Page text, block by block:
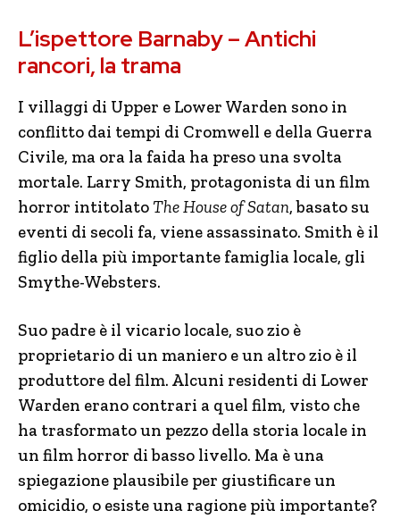
L’ispettore Barnaby – Antichi
rancori, la trama
I villaggi di Upper e Lower Warden sono in
conflitto dai tempi di Cromwell e della Guerra
Civile, ma ora la faida ha preso una svolta
mortale. Larry Smith, protagonista di un film
horror intitolatoThe House of Satan, basato su
eventi di secoli fa, viene assassinato. Smith è il
figlio della più importante famiglia locale, gli
Smythe-Websters.
Suo padre è il vicario locale, suo zio è
proprietario di un maniero e un altro zio è il
produttore del film. Alcuni residenti di Lower
Warden erano contrari a quel film, visto che
ha trasformato un pezzo della storia locale in
un film horror di basso livello. Ma è una
spiegazione plausibile per giustificare un
omicidio, o esiste una ragione più importante?